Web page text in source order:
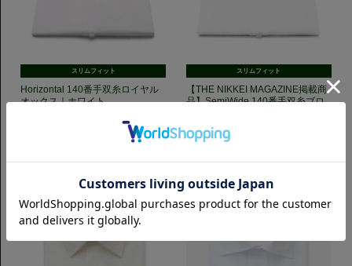
スリムフィット
Horizontal 140番手双糸ロイヤル
オックス｜ホワイト
スリムフィット
【THE NIKKEI MAGAZINE掲載商
品】SemiWide 140番手双糸ブロ